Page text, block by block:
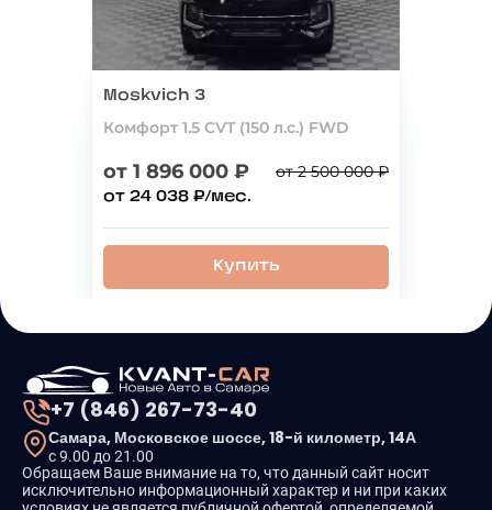
Moskvich 3
Комфорт 1.5 CVT (150 л.с.) FWD
от 1 896 000 ₽ от 2 500 000 ₽
от 24 038 ₽/мес.
Купить
+7 (846) 267-73-40
Самара, Московское шоссе, 18-й километр, 14А
с 9.00 до 21.00
Обращаем Ваше внимание на то, что данный сайт носит
исключительно информационный характер и ни при каких